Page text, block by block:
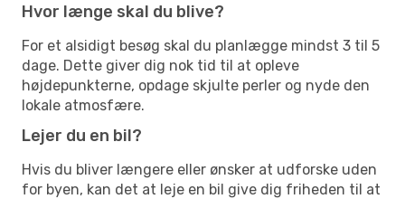
Hvor længe skal du blive?
For et alsidigt besøg skal du planlægge mindst 3 til 5
dage. Dette giver dig nok tid til at opleve
højdepunkterne, opdage skjulte perler og nyde den
lokale atmosfære.
Lejer du en bil?
Hvis du bliver længere eller ønsker at udforske uden
for byen, kan det at leje en bil give dig friheden til at